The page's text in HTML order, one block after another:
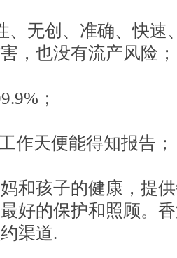
、无创、准确、快速
，也没有流产风险；
；
作天便能得知报告；
和孩子的健康，提
好的保护和照顾。
渠道.